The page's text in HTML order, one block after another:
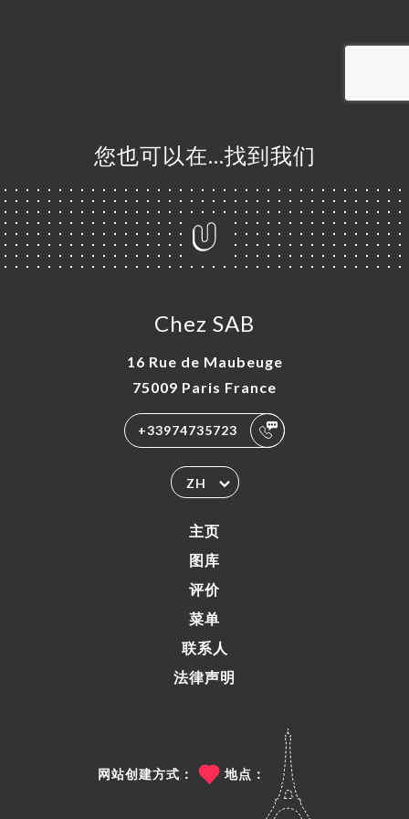
您也可以在…找到我们
Chez SAB
16 Rue de Maubeuge
75009 Paris France
+33974735723
ZH
主页
图库
评价
菜单
联系人
法律声明
网站创建方式： 地点：